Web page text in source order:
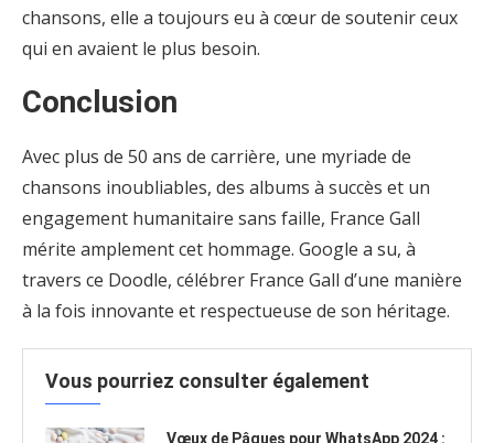
chansons, elle a toujours eu à cœur de soutenir ceux
qui en avaient le plus besoin.
Conclusion
Avec plus de 50 ans de carrière, une myriade de
chansons inoubliables, des albums à succès et un
engagement humanitaire sans faille, France Gall
mérite amplement cet hommage. Google a su, à
travers ce Doodle, célébrer France Gall d’une manière
à la fois innovante et respectueuse de son héritage.
Vous pourriez consulter également
Vœux de Pâques pour WhatsApp 2024 :